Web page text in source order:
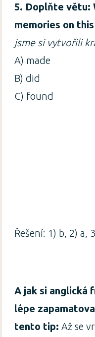
5. Doplňte větu:
memories on
jsme si vytvořili
A) made
B) did
C) found
Řešení: 1) b, 2) a,
A jak si anglická
lépe
tento tip: Až se